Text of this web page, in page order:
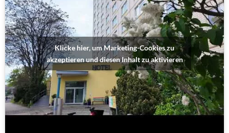
Klicke hier, um Marketing-Cookies zu
akzeptieren und diesen Inhalt zu aktivieren